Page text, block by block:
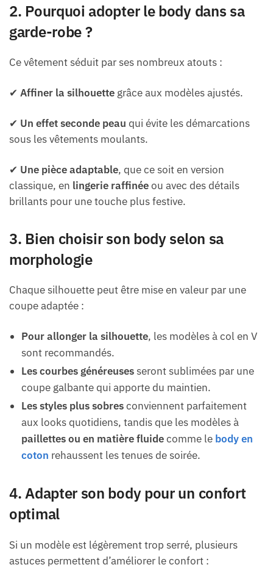
2. Pourquoi adopter le body dans sa
garde-robe ?
Ce vêtement séduit par ses nombreux atouts :
✔ Affiner la silhouette grâce aux modèles ajustés.
✔ Un effet seconde peau qui évite les démarcations
sous les vêtements moulants.
✔ Une pièce adaptable, que ce soit en version
classique, en lingerie raffinéeou avec des détails
brillants pour une touche plus festive.
3. Bien choisir son body selon sa
morphologie
Chaque silhouette peut être mise en valeur par une
coupe adaptée :
Pour allonger la silhouette, les modèles à col en V
sont recommandés.
Les courbes généreusesseront sublimées par une
coupe galbante qui apporte du maintien.
Les styles plus sobresconviennent parfaitement
aux looks quotidiens, tandis que les modèles à
paillettes ou en matière fluidecomme le body en
coton rehaussent les tenues de soirée.
4. Adapter son body pour un confort
optimal
Si un modèle est légèrement trop serré, plusieurs
astuces permettent d’améliorer le confort :